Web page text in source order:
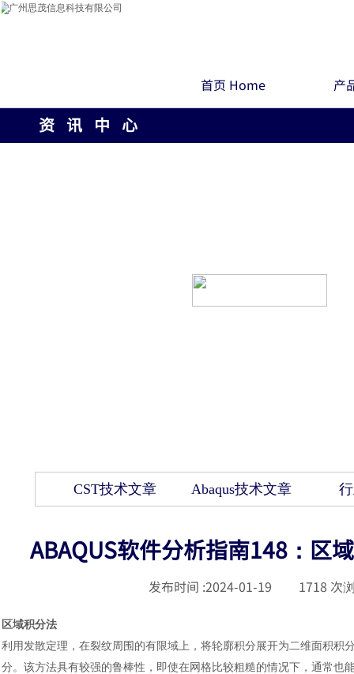
首页 Home 产
资 讯 中 心
CST技术文章 Abaqus技术文章
ABAQUS软件分析指南148：区
发布时间 :2024-01-19 1718 次
区域积分法
利用发散定理，在裂纹周围的有限域上，将轮廓积分展开为二维面积积
分。该方法具有较强的鲁棒性，即使在网格比较粗糙的情况下，通常